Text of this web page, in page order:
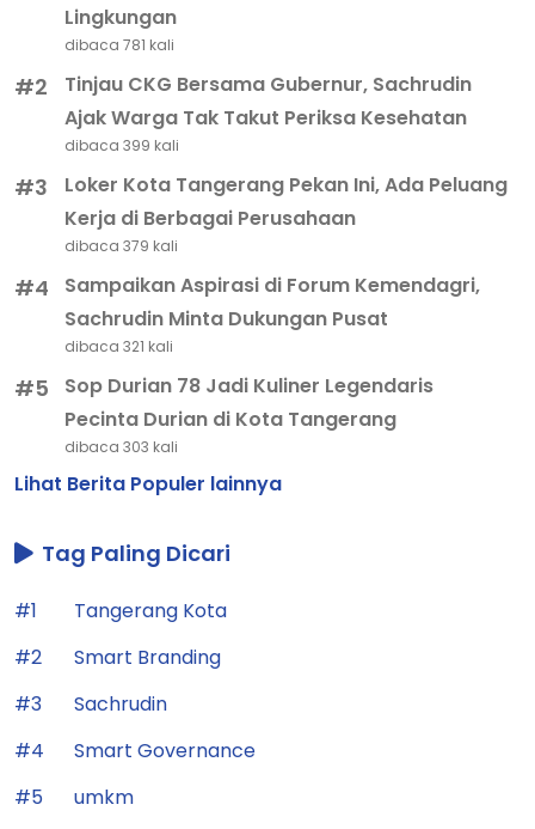
Lingkungan
dibaca 781 kali
#2
Tinjau CKG Bersama Gubernur, Sachrudin
Ajak Warga Tak Takut Periksa Kesehatan
dibaca 399 kali
#3
Loker Kota Tangerang Pekan Ini, Ada Peluang
Kerja di Berbagai Perusahaan
dibaca 379 kali
#4
Sampaikan Aspirasi di Forum Kemendagri,
Sachrudin Minta Dukungan Pusat
dibaca 321 kali
#5
Sop Durian 78 Jadi Kuliner Legendaris
Pecinta Durian di Kota Tangerang
dibaca 303 kali
Lihat Berita Populer lainnya
Tag Paling Dicari
#1
Tangerang Kota
#2
Smart Branding
#3
Sachrudin
#4
Smart Governance
#5
umkm